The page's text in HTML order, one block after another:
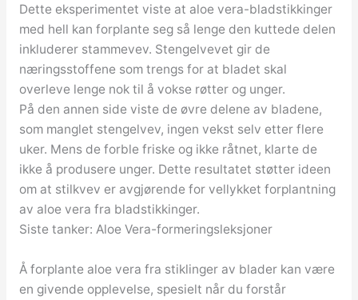
Dette eksperimentet viste at aloe vera-bladstikkinger
med hell kan forplante seg så lenge den kuttede delen
inkluderer stammevev. Stengelvevet gir de
næringsstoffene som trengs for at bladet skal
overleve lenge nok til å vokse røtter og unger.
På den annen side viste de øvre delene av bladene,
som manglet stengelvev, ingen vekst selv etter flere
uker. Mens de forble friske og ikke råtnet, klarte de
ikke å produsere unger. Dette resultatet støtter ideen
om at stilkvev er avgjørende for vellykket forplantning
av aloe vera fra bladstikkinger.
Siste tanker: Aloe Vera-formeringsleksjoner
Å forplante aloe vera fra stiklinger av blader kan være
en givende opplevelse, spesielt når du forstår